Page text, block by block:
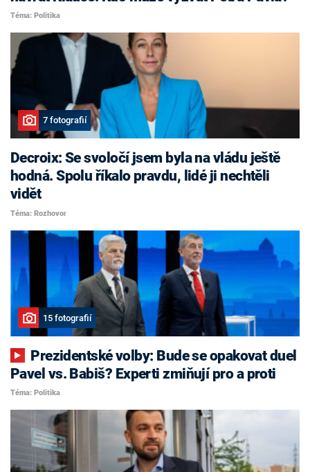
Téma: Politika
7 fotografií
Decroix: Se svoločí jsem byla na vládu ještě
hodná. Spolu říkalo pravdu, lidé ji nechtěli
vidět
Téma: Rozhovor
15 fotografií
Pavel vs. Babiš? Experti zmiňují pro a proti
Téma: Politika